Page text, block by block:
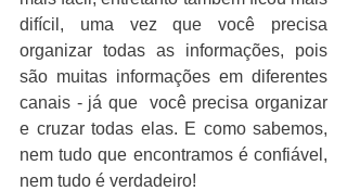
difícil, uma vez que você precisa
organizar todas as informações, pois
são muitas informações em diferentes
canais - já que  você precisa organizar
e cruzar todas elas. E como sabemos,
nem tudo que encontramos é confiável,
nem tudo é verdadeiro!